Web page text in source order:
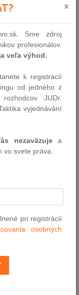
Doba, počas ktorej
dané dokumenty
dokumenty, ste
a skratiek
inventúrne súpisy,
týkajúcej sa
sa dané dokumenty
z účtovných
slúžiacich ako
na aký účel ich v
5 alebo 10
dokumenty týkajú.
týkajú správneho,
x
Sme zdroj
profesionálov.
veľa výhod.
k registracií
od jedného z
JUDr.
vyjednávání
nezaväzujea
vo svete práva.
pri registrácií
osobných